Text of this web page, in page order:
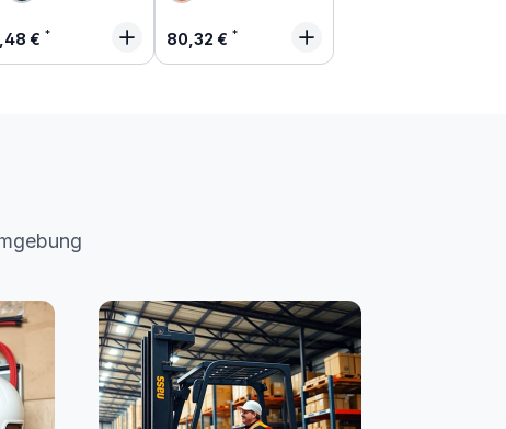
Preis:
€ Regulärer Preis:
80,32 €